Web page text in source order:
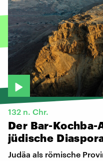
132 n. Chr.
Der Bar-Kochba-
jüdische
Judäa als römische